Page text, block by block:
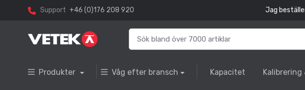
Support +46 (0)176 208 920 Jag
Produkter Våg efter bransch Kapacitet Kalibrering